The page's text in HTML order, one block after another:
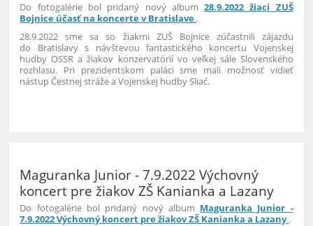
Do fotogalérie bol pridaný nový album28.9.2022 žiaci ZUŠ
Bojnice účasť na koncerte v Bratislave .
28.9.2022 sme sa so žiakmi ZUŠ Bojnice zúčastnili zájazdu
do Bratislavy s návštevou fantastického koncertu Vojenskej
hudby OSSR a žiakov konzervatórií vo veľkej sále Slovenského
rozhlasu. Pri prezidentskom paláci sme mali možnosť vidieť
nástup Čestnej stráže a Vojenskej hudby Sliač.
Maguranka Junior - 7.9.2022 Výchovný
koncert pre žiakov ZŠ Kanianka a Lazany
Do fotogalérie bol pridaný nový album Maguranka Junior -
7.9.2022 Výchovný koncert pre žiakov ZŠ Kanianka a Lazany.